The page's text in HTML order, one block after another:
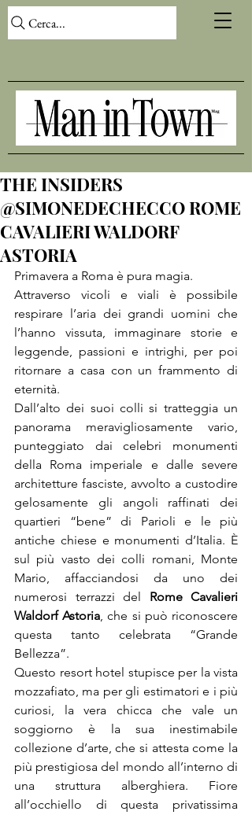
Cerca...
THE INSIDERS
@SIMONEDECHECCO ROME
CAVALIERI WALDORF
ASTORIA
Primavera a Roma è pura magia.
Attraverso vicoli e viali è possibile
respirare l’aria dei grandi uomini che
l’hanno vissuta, immaginare storie e
leggende, passioni e intrighi, per poi
ritornare a casa con un frammento di
eternità.
Dall’alto dei suoi colli si tratteggia un
panorama meravigliosamente vario,
punteggiato dai celebri monumenti
della Roma imperiale e dalle severe
architetture fasciste, avvolto a custodire
gelosamente gli angoli raffinati dei
quartieri “bene” di Parioli e le più
antiche chiese e monumenti d’Italia. È
sul più vasto dei colli romani, Monte
Mario, affacciandosi da uno dei
numerosi terrazzi del Rome Cavalieri
Waldorf Astoria, che si può riconoscere
questa tanto celebrata “Grande
Bellezza”.
Questo resort hotel stupisce per la vista
mozzafiato, ma per gli estimatori e i più
curiosi, la vera chicca che vale un
soggiorno è la sua inestimabile
collezione d’arte, che si attesta come la
più prestigiosa del mondo all’interno di
una struttura alberghiera. Fiore
all’occhiello di questa privatissima